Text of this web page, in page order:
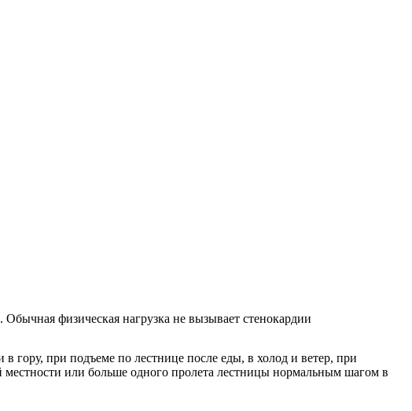
физическая нагрузка не вызывает стенокардии
гору, при подъеме по лестнице после еды, в холод и ветер, при
местности или больше одного пролета лестницы нормальным шагом в